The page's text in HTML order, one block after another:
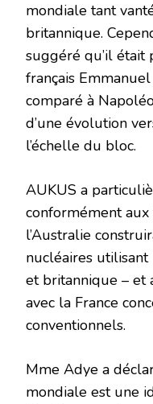
mondiale tant
britannique.
suggéré qu’il
français
comparé à
d’une évolution
l’échelle du bloc.
AUKUS a
conformément aux
l’Australie
nucléaires
et britannique – et
avec la France
conventionnels.
Mme Adye a
mondiale est une